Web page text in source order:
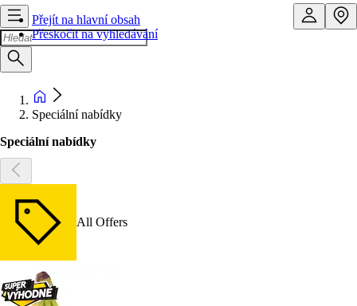
Přejít na hlavní obsah
Přeskočit na vyhledávání
Speciální nabídky
Speciální nabídky
All Offers